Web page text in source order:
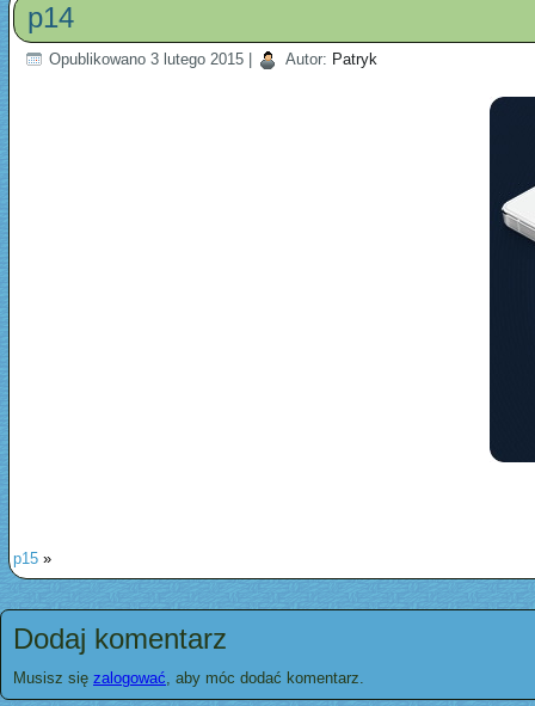
p14
Opublikowano 3 lutego 2015 Autor: Patryk
p15 »
Dodaj komentarz
Musisz się zalogować, aby móc dodać komentarz.